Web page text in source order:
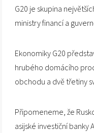
G20 je skupina
ministry financí a
Ekonomiky G20
hrubého domácího
obchodu a dvě třetiny
Připomeneme, že
asijské investiční banky